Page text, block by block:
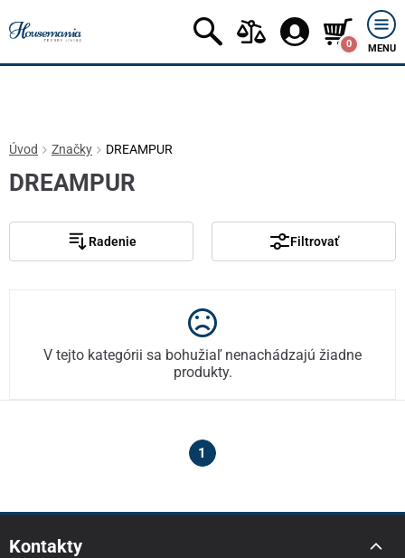
0 MENU
Úvod Značky DREAMPUR
DREAMPUR
Radenie Filtrovať
V tejto kategórii sa bohužiaľ nenachádzajú žiadne
produkty.
1
Kontakty